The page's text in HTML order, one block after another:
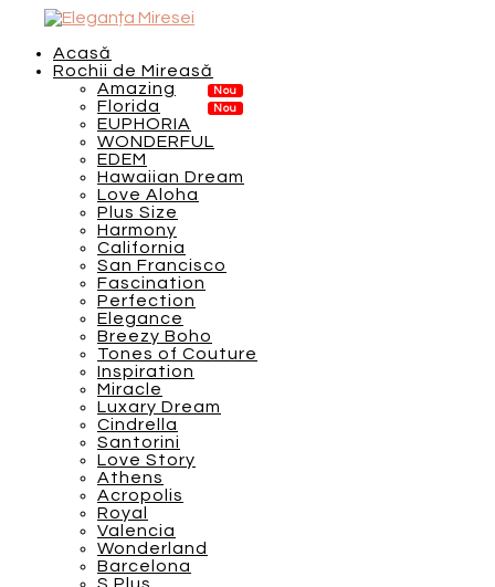
Acasă
Rochii de Mireasă
Amazing
Florida
EUPHORIA
WONDERFUL
EDEM
Hawaiian Dream
Love Aloha
Plus Size
Harmony
California
San Francisco
Fascination
Perfection
Elegance
Breezy Boho
Tones of Couture
Inspiration
Miracle
Luxary Dream
Cindrella
Santorini
Love Story
Athens
Acropolis
Royal
Valencia
Wonderland
Barcelona